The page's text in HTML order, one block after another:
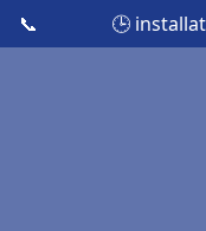
📞 🕒